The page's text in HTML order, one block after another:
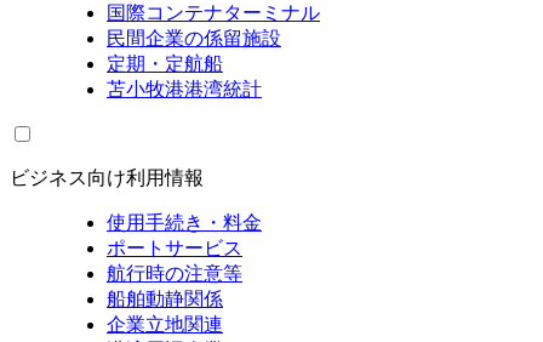
国際コンテナターミナル
民間企業の係留施設
定期・定航船
苫小牧港港湾統計
ビジネス向け利用情報
使用手続き・料金
ポートサービス
航行時の注意等
船舶動静関係
企業立地関連